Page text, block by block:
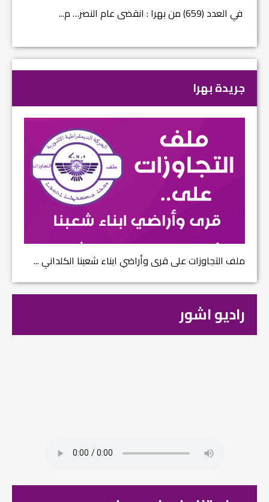
في العدد (659) من بهرا : انقضى عام النصر… م...
جريدة بهرا
ملف التجاوزات على قرى وأراضي ابناء شعبنا الكلداني ...
راديو اشور